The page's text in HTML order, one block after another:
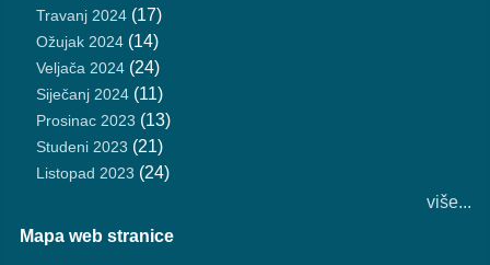
Travanj 2024(17)
Ožujak 2024(14)
Veljača 2024(24)
Siječanj 2024(11)
Prosinac 2023 (13)
Studeni 2023 (21)
Listopad 2023 (24)
više...
Mapa web stranice